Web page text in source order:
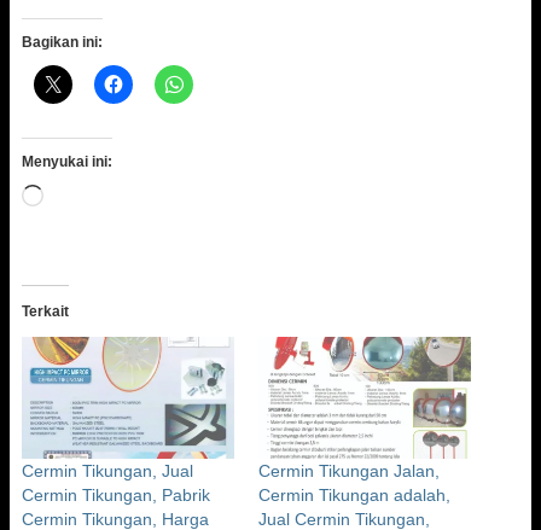
Bagikan ini:
Menyukai ini:
Memuat...
Terkait
Cermin Tikungan, Jual
Cermin Tikungan, Pabrik
Cermin Tikungan, Harga
Cermin Tikungan Jalan,
Cermin Tikungan adalah,
Jual Cermin Tikungan,